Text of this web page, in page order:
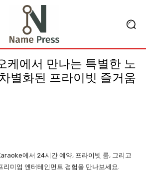
케에서 만나는 특별한 노
별화된 프라이빗 즐거움
에서 24시간 예약, 프라이빗 룸, 그리고
리미엄 엔터테인먼트 경험을 만나보세요.